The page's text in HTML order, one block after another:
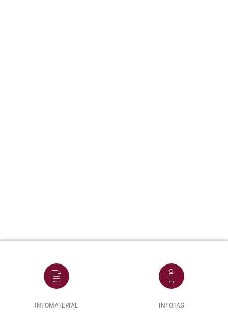
INFOMATERIAL INFOTAG